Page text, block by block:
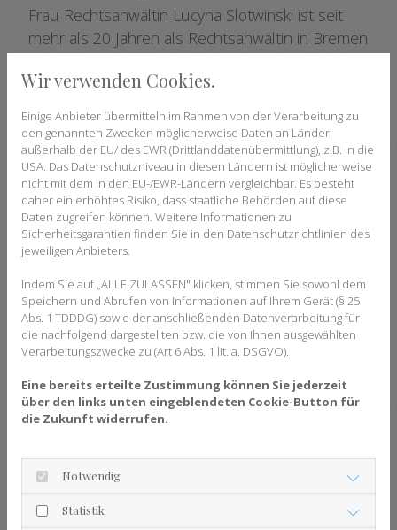
Frau Rechtsanwältin Lucyna Slotwinski ist seit
mehr als 20 Jahren als Rechtsanwältin in Bremen
Rechtswissenschaften an der Universität
Bremen und wurde im Jahr 1992 zur
Rechtsanwaltschaft zugelassen.
Zu den Mandanten von Frau Rechtsanwältin
Slotwinski zählen Privatpersonen sowie kleine
und mittelständische Unternehmen. Durch
ständige Fort- und Weiterbildungen in den
jeweiligen Tätigkeitsbereichen ist eine
kompetente, umfassende und an der aktuellen
obergerichtlichen und höchstrichterlichen
Rechtsprechung orientierte Mandatsbearbeitung
gewährleistet. Frau Rechtsanwältin Slotwinski
an und ist in der Lage auch zeitnahe
Beratungsgespräche zu vereinbaren. Die
Polnisch erfolgen, da Frau Rechtsanwältin
Slotwinski die polnische Sprache beherrscht. Sie
ist zugleich als Übersetzerin für die polnische
Wir verwenden Cookies.
Einige Anbieter übermitteln im Rahmen von der Verarbeitung zu
den genannten Zwecken möglicherweise Daten an Länder
außerhalb der EU/ des EWR (Drittlanddatenübermittlung), z.B. in die
USA. Das Datenschutzniveau in diesen Ländern ist möglicherweise
nicht mit dem in den EU-/EWR-Ländern vergleichbar. Es besteht
daher ein erhöhtes Risiko, dass staatliche Behörden auf diese
Daten zugreifen können. Weitere Informationen zu
Sicherheitsgarantien finden Sie in den Datenschutzrichtlinien des
jeweiligen Anbieters.
Indem Sie auf „ALLE ZULASSEN" klicken, stimmen Sie sowohl dem
Speichern und Abrufen von Informationen auf Ihrem Gerät (§ 25
Abs. 1 TDDDG) sowie der anschließenden Datenverarbeitung für
die nachfolgend dargestellten bzw. die von Ihnen ausgewählten
Verarbeitungszwecke zu (Art 6 Abs. 1 lit. a. DSGVO).
Eine bereits erteilte Zustimmung können Sie jederzeit
über den links unten eingeblendeten Cookie-Button für
die Zukunft widerrufen.
Notwendig
Statistik